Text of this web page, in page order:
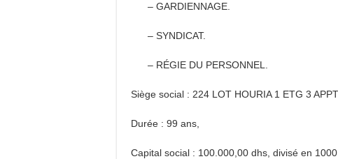
– GARDIENNAGE.
– SYNDICAT.
– RÉGIE DU PERSONNEL.
Siège social : 224 LOT HOURIA 1 ETG 3
Durée : 99 ans,
Capital social : 100.000,00 dhs, divisé en